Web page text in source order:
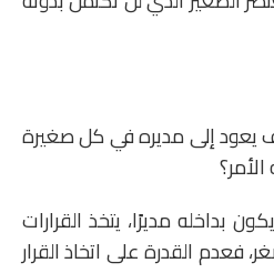
إلى مديره في كل صغيرة
مديرًا، يتخذ القرارات
فعدم القدرة على اتخاذ القرار